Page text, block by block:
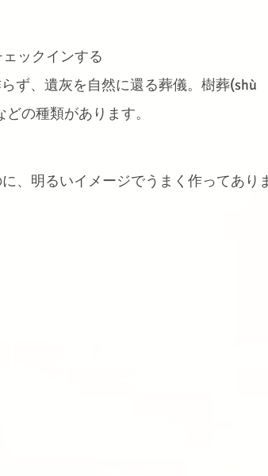
ックインする
ず、遺灰を自然に還る葬儀。樹葬(shù
の種類があります。
、明るいイメージでうまく作ってあり